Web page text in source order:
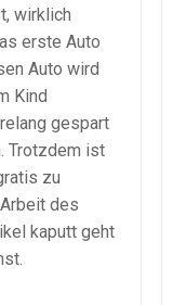
wirklich
erste Auto
Auto wird
Kind
gespart
Trotzdem ist
zu
des
kaputt geht